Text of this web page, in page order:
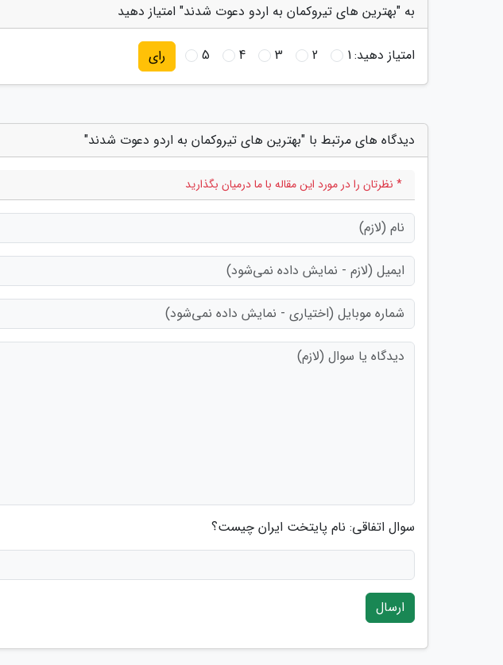
به "بهترین های تیروکمان به اردو دعوت شدند" امتیاز دهید
امتیاز دهید:1
2
3
4
5 رای
دیدگاه های مرتبط با "بهترین های تیروکمان به اردو دعوت شدند"
* نظرتان را در مورد این مقاله با ما درمیان بگذارید
سوال اتفاقی: نام پایتخت ایران چیست؟
ارسال